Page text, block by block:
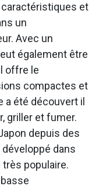
et
un
Avec un
également être
offre le
compactes et
été découvert il
griller et fumer.
depuis des
dans
très populaire.